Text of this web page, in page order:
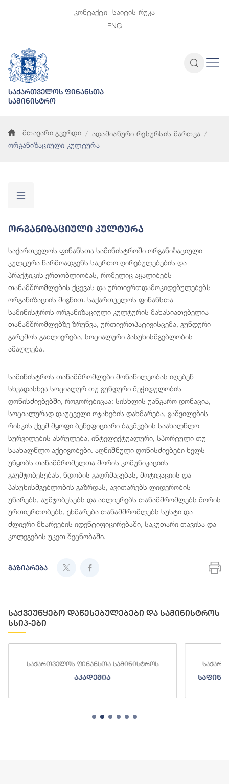
კონტაქტი
საიტის რუკა
ENG
საქართველოს ფინანსთა
სამინისტრო
მთავარი გვერდი
ადამიანური რესურსის მართვა
ორგანიზაციული კულტურა
Ორგანიზაციული Კულტურა
საქართველოს ფინანსთა სამინისტროში ორგანიზაციული
კულტურა წარმოადგენს საერთო ღირებულებების და
პრაქტიკის ერთობლიობას, რომელიც აყალიბებს
თანამშრომლების ქცევას და ურთიერთდამოკიდებულებებს
ორგანიზაციის შიგნით. საქართველოს ფინანსთა
სამინისტროს ორგანიზაციული კულტურის მახასიათებელია
თანამშრომლებზე ზრუნვა, ურთიერთპატივისცემა, გუნდური
გარემოს გაძლიერება, სოციალური პასუხისმგებლობის
ამაღლება.
სამინისტროს თანამშრომლები მონაწილეობას იღებენ
სხვადასხვა სოციალურ თუ გუნდური შეჭიდულობის
ღონისძიებებში, როგორებიცაა: სისხლის უანგარო დონაცია,
სოციალურად დაუცველი ოჯახების დახმარება, გაშვილების
რისკის ქვეშ მყოფი ბენეფიციარი ბავშვების საახალწლო
სურვილების ასრულება, ინტელექტუალური, სპორტული თუ
საახალწლო აქტივობები. აღნიშნული ღონისძიებები ხელს
უწყობს თანამშრომელთა შორის კომუნიკაციის
გაუმჯობესებას, ნდობის გაღრმავებას, მოტივაციის და
პასუხისმგებლობის გაზრდას, ავითარებს ლიდერობის
უნარებს, აუმჯობესებს და აძლიერებს თანამშრომლებს შორის
ურთიერთობებს, ეხმარება თანამშრომლებს სუსტი და
ძლიერი მხარეების იდენტიფიცირებაში, საკუთარი თავისა და
კოლეგების უკეთ შეცნობაში.
გაზიარება
საქვეუწყებო დაწესებულებები და სამინისტროს
სსიპ-ები
საქართველოს ფინანსთა სამინისტროს
აკადემია